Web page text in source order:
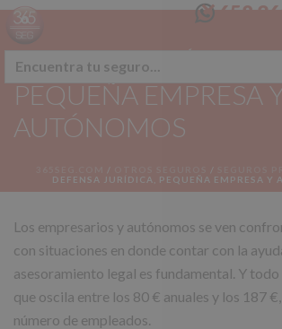
658
DEFENSA JURÍDICA,
PEQUEÑA EMPRESA
AUTÓNOMOS
/ /
DEFENSA JURÍDICA, PEQUEÑA EMPRESA Y
Los empresarios y autónomos se ven
con situaciones en donde contar con la
asesoramiento legal es fundamental. Y
que oscila entre los 80 € anuales y los 187
número de empleados.